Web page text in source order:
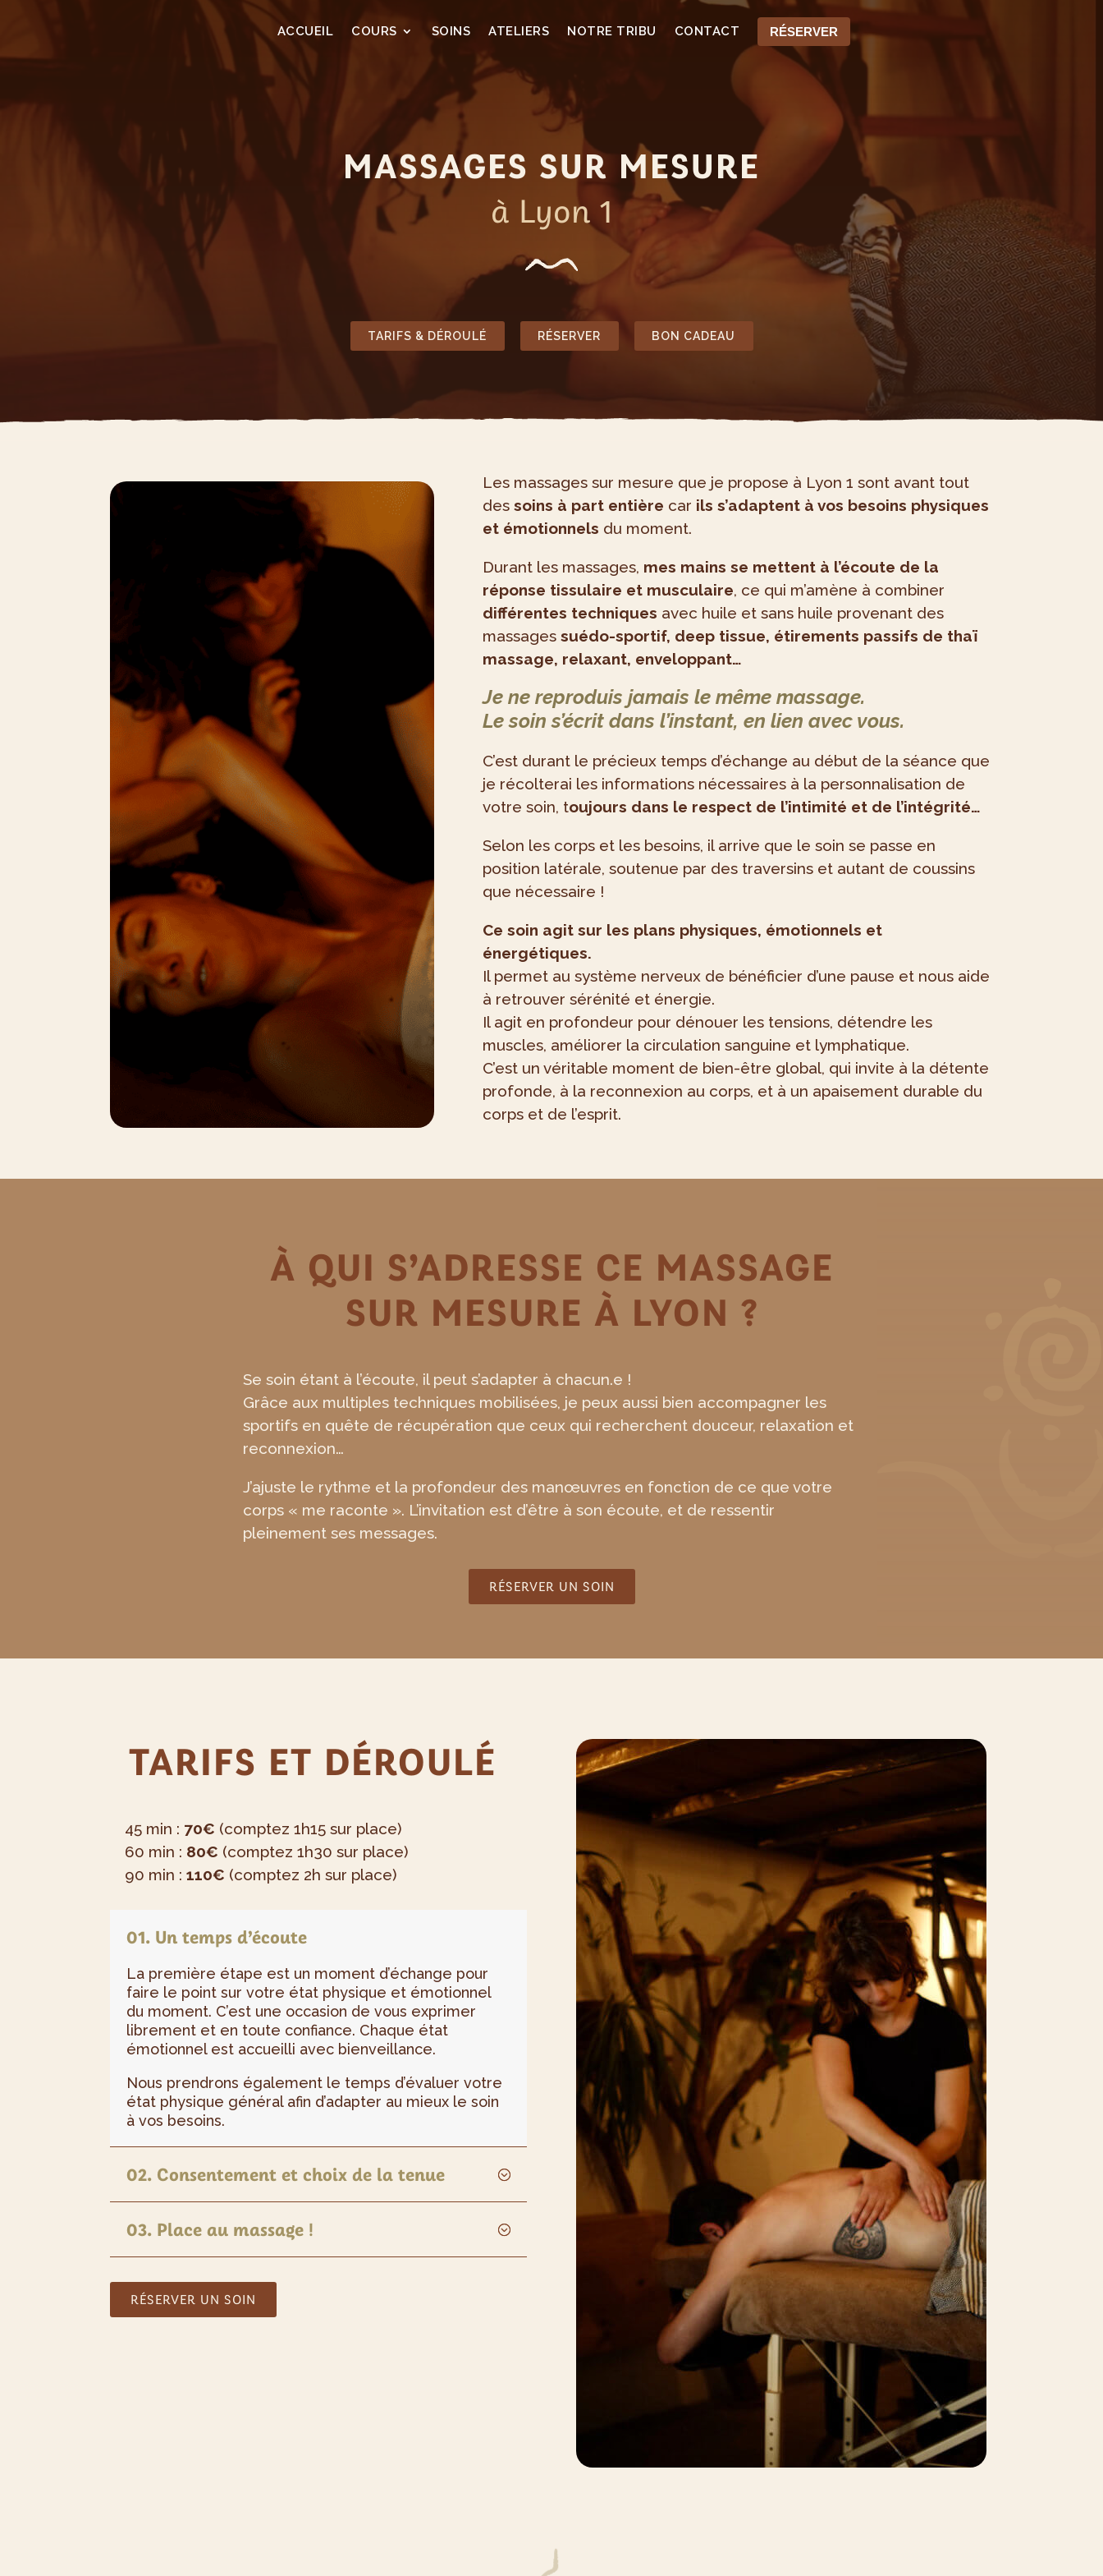
ACCUEIL COURS SOINS ATELIERS NOTRE TRIBU CONTACT RÉSERVER
MASSAGES SUR MESURE
à Lyon 1
TARIFS & DÉROULÉ RÉSERVER BON CADEAU
Les massages sur mesure que je propose à Lyon 1 sont avant tout
dessoins à part entière car ils s’adaptent à vos besoins physiques
et émotionnels du moment.
Durant les massages, mes mains se mettent à l’écoute de la
réponse tissulaire et musculaire, ce qui m’amène à combiner
différentes techniques avec huile et sans huile provenant des
massagessuédo-sportif, deep tissue, étirements passifs de thaï
massage, relaxant, enveloppant…
Je ne reproduis jamais le même massage.
Le soin s’écrit dans l’instant, en lien avec vous.
C’est durant le précieux temps d’échange au début de la séance que
je récolterai les informations nécessaires à la personnalisation de
votre soin, toujours dans le respect de l’intimité et de l’intégrité…
Selon les corps et les besoins, il arrive que le soin se passe en
position latérale, soutenue par des traversins et autant de coussins
que nécessaire !
Ce soin agit sur les plans physiques, émotionnels et
énergétiques.
Il permet au système nerveux de bénéficier d’une pause et nous aide
à retrouver sérénité et énergie.
Il agit en profondeur pour dénouer les tensions, détendre les
muscles, améliorer la circulation sanguine et lymphatique.
C’est un véritable moment de bien-être global, qui invite à la détente
profonde, à la reconnexion au corps, et à un apaisement durable du
corps et de l’esprit.
À QUI S’ADRESSE CE MASSAGE
SUR MESURE À LYON ?
Se soin étant à l’écoute, il peut s’adapter à chacun.e !
Grâce aux multiples techniques mobilisées, je peux aussi bien accompagner les
sportifs en quête de récupération que ceux qui recherchent douceur, relaxation et
reconnexion…
J’ajuste le rythme et la profondeur des manœuvres en fonction de ce que votre
corps « me raconte ». L’invitation est d’être à son écoute, et de ressentir
pleinement ses messages.
RÉSERVER UN SOIN
TARIFS ET DÉROULÉ
45 min : 70€ (comptez 1h15 sur place)
60 min : 80€ (comptez 1h30 sur place)
90 min :110€ (comptez 2h sur place)
01. Un temps d’écoute
La première étape est un moment d’échange pour
faire le point sur votre état physique et émotionnel
du moment. C’est une occasion de vous exprimer
librement et en toute confiance. Chaque état
émotionnel est accueilli avec bienveillance.
Nous prendrons également le temps d’évaluer votre
état physique général afin d’adapter au mieux le soin
à vos besoins.
02. Consentement et choix de la tenue
03. Place au massage !
RÉSERVER UN SOIN